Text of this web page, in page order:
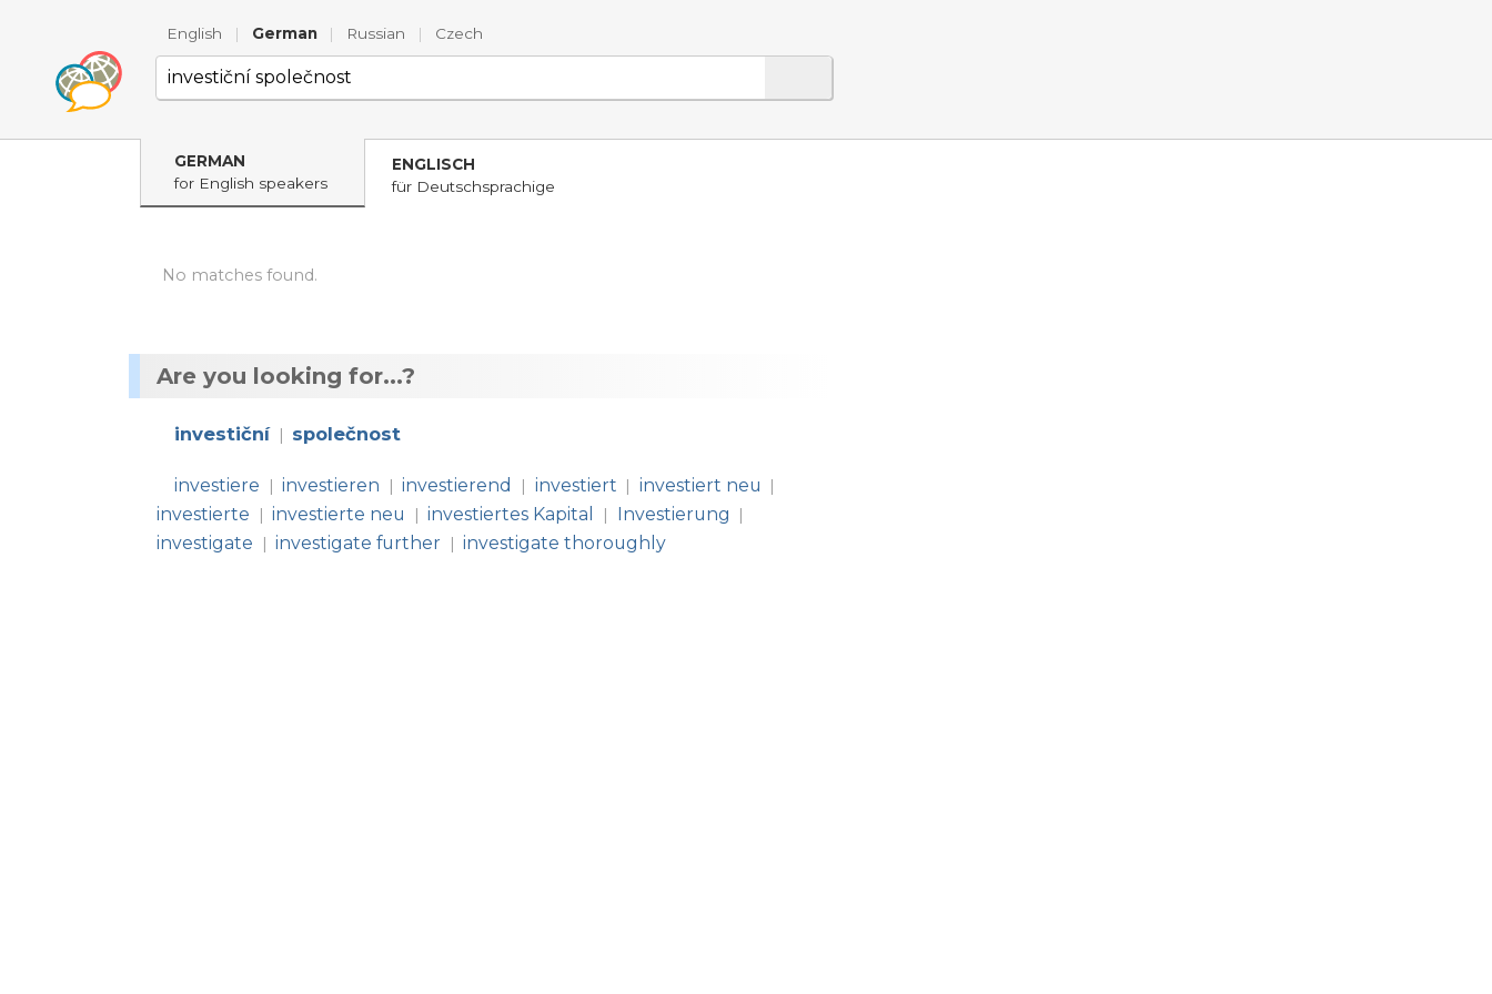
English | German | Russian | Czech
GERMAN
for English speakers
ENGLISCH
für Deutschsprachige
No matches found.
Are you looking for...?
investiční | společnost
investiere | investieren | investierend | investiert | investiert neu |
investierte | investierte neu | investiertes Kapital | Investierung |
investigate | investigate further | investigate thoroughly